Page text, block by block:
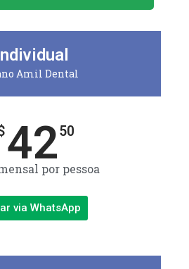
Amil Dental
4250
por pessoa
via WhatsApp